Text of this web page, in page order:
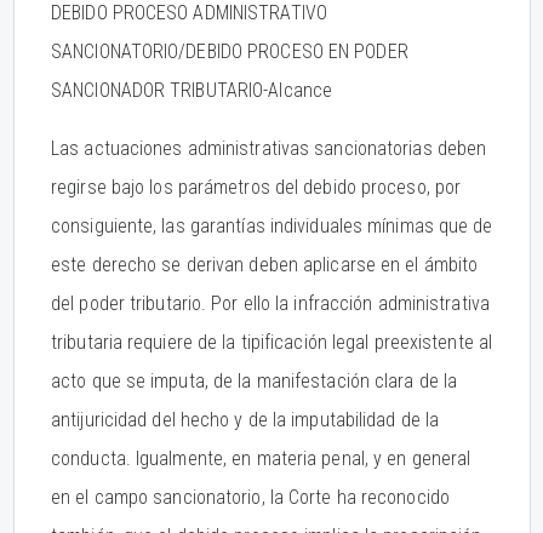
DEBIDO PROCESO ADMINISTRATIVO
SANCIONATORIO/DEBIDO PROCESO EN PODER
SANCIONADOR TRIBUTARIO-Alcance
Las actuaciones administrativas sancionatorias deben
regirse bajo los parámetros del debido proceso, por
consiguiente, las garantías individuales mínimas que de
este derecho se derivan deben aplicarse en el ámbito
del poder tributario. Por ello la infracción administrativa
tributaria requiere de la tipificación legal preexistente al
acto que se imputa, de la manifestación clara de la
antijuricidad del hecho y de la imputabilidad de la
conducta. Igualmente, en materia penal, y en general
en el campo sancionatorio, la Corte ha reconocido